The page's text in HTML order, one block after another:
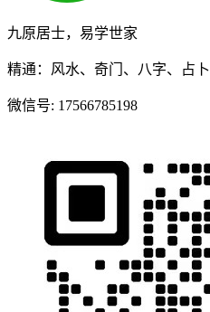
九原居士，易学世家
精通：风水、奇门、八字、占卜
微信号: 17566785198